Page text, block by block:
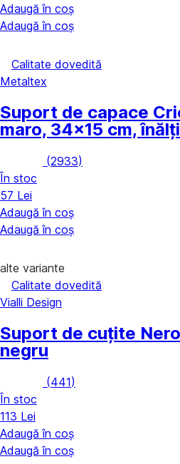
Adaugă în coș
Adaugă în coș
Calitate dovedită
Metaltex
Suport de capace
maro, 34x15 cm,
(2933)
În stoc
57 Lei
Adaugă în coș
Adaugă în coș
alte variante
Calitate dovedită
Vialli Design
Suport de cuțite Nero
negru
(441)
În stoc
113 Lei
Adaugă în coș
Adaugă în coș